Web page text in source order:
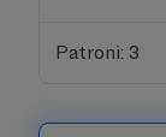
Patroni: 3